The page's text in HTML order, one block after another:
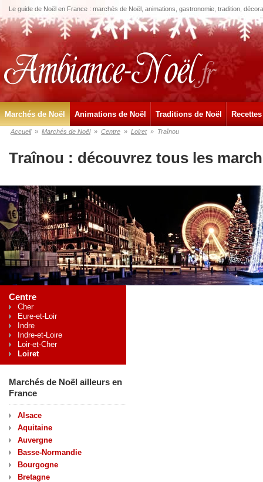
Le guide de Noël en France : marchés de Noël, animations, gastronomie, tradition,
Marchés de Noël Animations de Noël Traditions de Noël
Accueil » Marchés de Noël » Centre » Loiret » Traînou
Traînou : découvrez tous les
Centre
Cher
Eure-et-Loir
Indre
Indre-et-Loire
Loir-et-Cher
Loiret
Marchés de Noël ailleurs en
France
Alsace
Aquitaine
Auvergne
Basse-Normandie
Bourgogne
Bretagne